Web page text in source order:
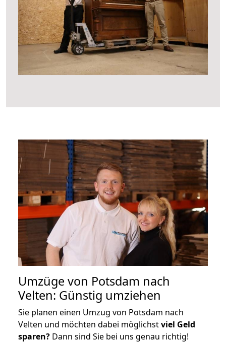
Umzüge von Potsdam nach
Velten: Günstig umziehen
Sie planen einen Umzug von Potsdam nach
Velten und möchten dabei möglichstviel Geld
sparen? Dann sind Sie bei uns genau richtig!